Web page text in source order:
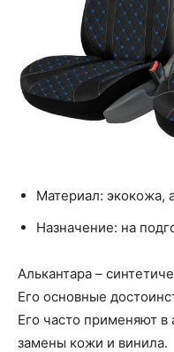
Материал: экокожа,
Назначение: на
Алькантара –
Его основные
Его часто применяют
замены кожи и винила.